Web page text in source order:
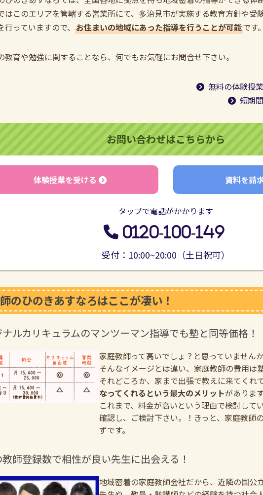
はこのエリアを管轄する営業所にて、多治見市が実施する教育方針や受
行っていますので、 お住まいの地域にあった指導を行うことが可能です。
教育や勉強に関することなら、何でもお気軽にお問合せ下さい。
無料の体験授
短期
お問い合わせはこちらから
体験授業を受ける 資料を請
タップで電話がかかります
0120-100-149
受付：10:00~20:00（土日祝可）
のひのきあすなろはここが凄い！
ルカリキュラムのマンツーマン指導でも塾と同等価格！
家庭教師って高いでしょ？と思っていません
そんなイメージとは違い、家庭教師の費用は
それどころか、家まで出張で教えに来てくれて
なってくれるという最大のメリットがありま
これまで、料金が高いという理由で検討して
確認し、ご検討下さい。！きっと、家庭教師
ずです。
師登録数で相性が良い先生に出会える！
地域密着の家庭教師会社だから、近隣の国公